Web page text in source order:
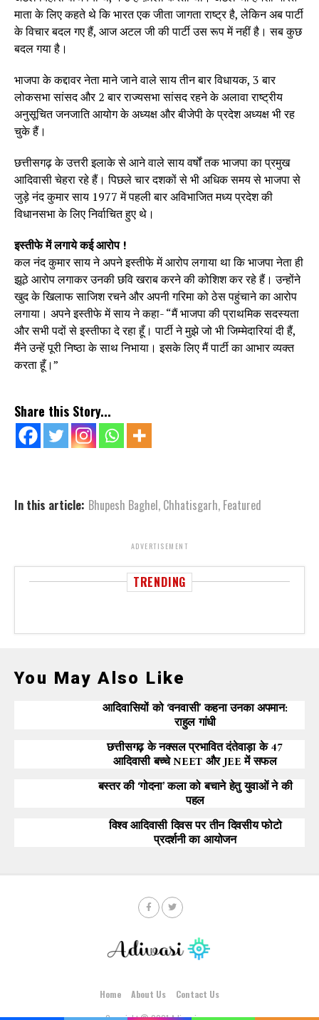
माता के लिए कहते थे कि भारत एक जीता जागता राष्ट्र है, लेकिन अब पार्टी
के विचार बदल गए हैं, आज अटल जी की पार्टी उस रूप में नहीं है। सब कुछ
बदल गया है।
भाजपा के कद्दावर नेता माने जाने वाले साय तीन बार विधायक, 3 बार
लोकसभा सांसद और 2 बार राज्यसभा सांसद रहने के अलावा राष्ट्रीय
अनुसूचित जनजाति आयोग के अध्यक्ष और बीजेपी के प्रदेश अध्यक्ष भी रह
चुके हैं।
छत्तीसगढ़ के उत्तरी इलाके से आने वाले साय वर्षों तक भाजपा का प्रमुख
आदिवासी चेहरा रहे हैं। पिछले चार दशकों से भी अधिक समय से भाजपा से
जुड़े नंद कुमार साय 1977 में पहली बार अविभाजित मध्य प्रदेश की
विधानसभा के लिए निर्वाचित हुए थे।
इस्तीफे में लगाये कई आरोप !
कल नंद कुमार साय ने अपने इस्तीफे में आरोप लगाया था कि भाजपा नेता ही
झूठे आरोप लगाकर उनकी छवि खराब करने की कोशिश कर रहे हैं। उन्होंने
खुद के खिलाफ साजिश रचने और अपनी गरिमा को ठेस पहुंचाने का आरोप
लगाया। अपने इस्तीफे में साय ने कहा- “मैं भाजपा की प्राथमिक सदस्यता
और सभी पदों से इस्तीफा दे रहा हूँ। पार्टी ने मुझे जो भी जिम्मेदारियां दी हैं,
मैंने उन्हें पूरी निष्ठा के साथ निभाया। इसके लिए मैं पार्टी का आभार व्यक्त
करता हूँ।”
Share this Story...
In this article: Bhupesh Baghel, Chhatisgarh, Featured
ADVERTISEMENT
TRENDING
You May Also Like
आदिवासियों को ‘वनवासी’ कहना उनका अपमान:
राहुल गांधी
छत्तीसगढ़ के नक्सल प्रभावित दंतेवाड़ा के 47
आदिवासी बच्चे NEET और JEE में सफल
बस्तर की ‘गोदना’ कला को बचाने हेतु युवाओं ने की
पहल
विश्व आदिवासी दिवस पर तीन दिवसीय फोटो
प्रदर्शनी का आयोजन
Home About Us
Contact Us